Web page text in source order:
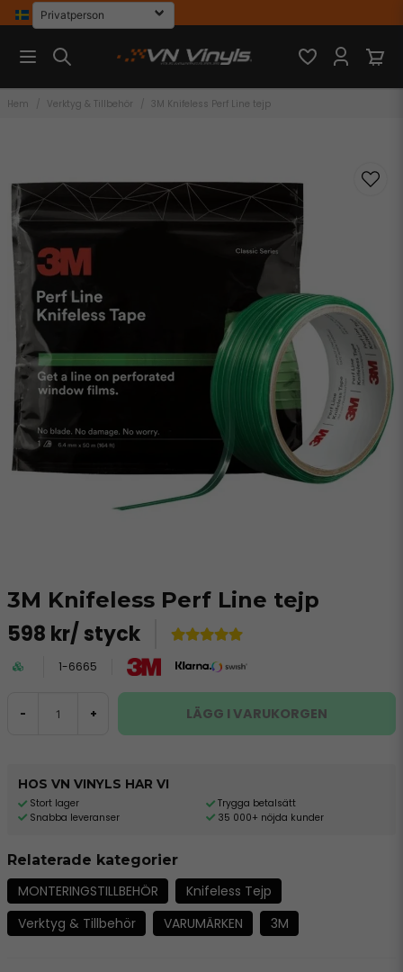
Hem Verktyg & Tillbehör 3M Knifeless Perf Line tejp
3M Knifeless Perf Line tejp
598 kr/ styck
1-6665
- + LÄGG I VARUKORGEN
HOS VN VINYLS HAR VI
Stort lager
Snabba leveranser
Trygga betalsätt
35 000+ nöjda kunder
Relaterade kategorier
MONTERINGSTILLBEHÖR
Knifeless Tejp
Verktyg & Tillbehör
VARUMÄRKEN 3M